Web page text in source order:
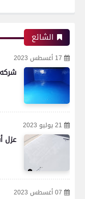
الشائع
17 أغسطس 2023
شركه
21 يوليو 2023
عزل أسطح
07 أغسطس 2023